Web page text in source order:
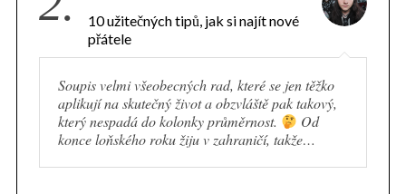
10 užitečných tipů, jak si najít nové
přátele
Soupis velmi všeobecných rad, které se jen těžko
aplikují na skutečný život a obzvláště pak takový,
který nespadá do kolonky průměrnost.
Od
konce loňského roku žiju v zahraničí, takže…